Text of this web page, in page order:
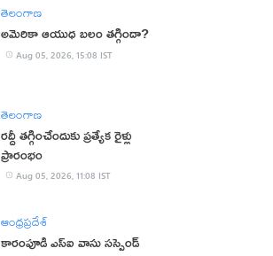
తెలంగాణ
అమెరికా ఆయుధ బలం తగ్గిందా?
Aug 05, 2026, 15:08 IST
తెలంగాణ
రద్దీ తగ్గించేందుకు ప్రత్యేక రైళ్లు
ప్రారంభం
Aug 05, 2026, 11:08 IST
ఆంధ్రప్రదేశ్
కారంపూడి ఎస్ఐ వాసు స‌స్పెండ్‌